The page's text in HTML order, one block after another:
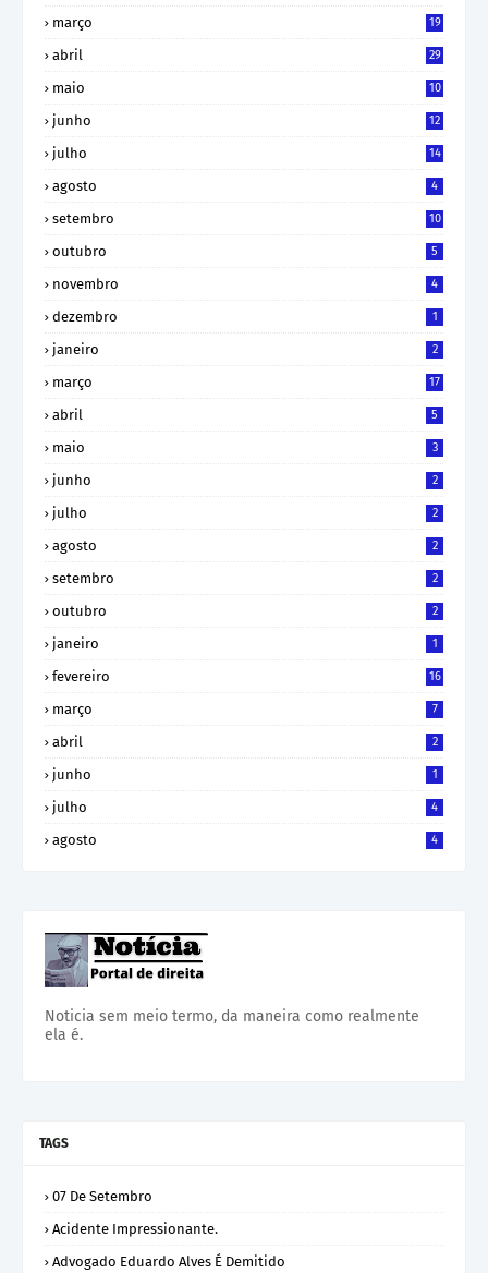
março 19
abril 29
maio 10
junho 12
julho 14
agosto 4
setembro 10
outubro 5
novembro 4
dezembro 1
janeiro 2
março 17
abril 5
maio 3
junho 2
julho 2
agosto 2
setembro 2
outubro 2
janeiro 1
fevereiro 16
março 7
abril 2
junho 1
julho 4
agosto 4
Noticia sem meio termo, da maneira como realmente
ela é.
TAGS
07 De Setembro
Acidente Impressionante.
Advogado Eduardo Alves É Demitido